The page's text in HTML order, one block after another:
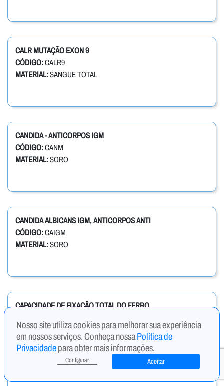
CALR MUTAÇÃO EXON 9
CÓDIGO:CALR9
MATERIAL:SANGUE TOTAL
CANDIDA - ANTICORPOS IGM
CÓDIGO:CANM
MATERIAL:SORO
CANDIDA ALBICANS IGM, ANTICORPOS ANTI
CÓDIGO:CAIGM
MATERIAL:SORO
CAPACIDADE DE FIXAÇÃO TOTAL DO FERRO
MATERIAL:SORO
Nosso site utiliza cookies para melhorar sua experiência
em nossos serviços. Conheça nossaPolítica de
Privacidadepara obter mais informações.
Aceitar
Configurar